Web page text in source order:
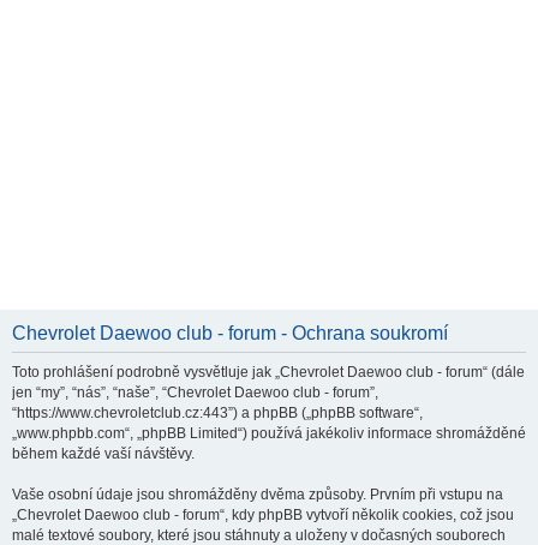
Chevrolet Daewoo club - forum - Ochrana soukromí
Toto prohlášení podrobně vysvětluje jak „Chevrolet Daewoo club - forum“ (dále
jen “my”, “nás”, “naše”, “Chevrolet Daewoo club - forum”,
“https://www.chevroletclub.cz:443”) a phpBB („phpBB software“,
„www.phpbb.com“, „phpBB Limited“) používá jakékoliv informace shromážděné
během každé vaší návštěvy.
Vaše osobní údaje jsou shromážděny dvěma způsoby. Prvním při vstupu na
„Chevrolet Daewoo club - forum“, kdy phpBB vytvoří několik cookies, což jsou
malé textové soubory, které jsou stáhnuty a uloženy v dočasných souborech